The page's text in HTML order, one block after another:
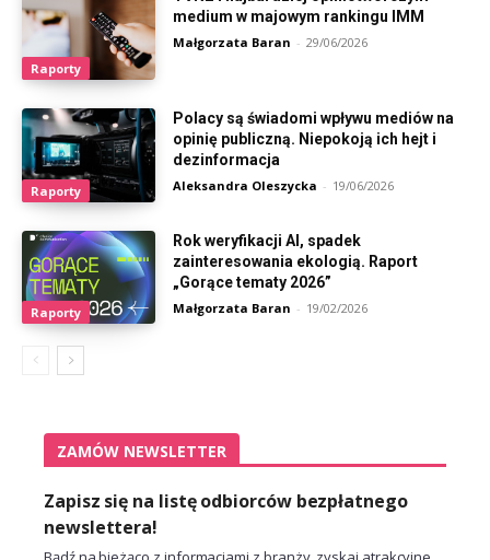
Raporty
medium w majowym rankingu IMM
Małgorzata Baran - 29/06/2026
Raporty
Polacy są świadomi wpływu mediów na
opinię publiczną. Niepokoją ich hejt i
dezinformacja
Aleksandra Oleszycka - 19/06/2026
Raporty
Rok weryfikacji AI, spadek
zainteresowania ekologią. Raport
„Gorące tematy 2026”
Małgorzata Baran - 19/02/2026
ZAMÓW NEWSLETTER
Zapisz się na listę odbiorców bezpłatnego
newslettera!